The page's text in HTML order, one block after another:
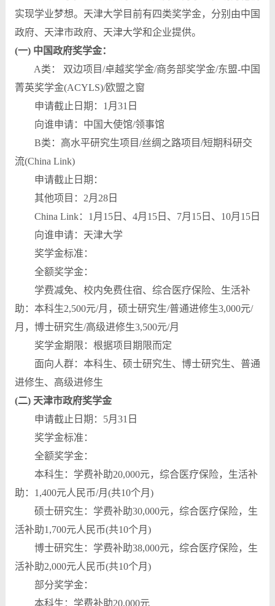
实现学业梦想。天津大学目前有四类奖学金，分别由中国
政府、天津市政府、天津大学和企业提供。
(一) 中国政府奖学金：
A类： 双边项目/卓越奖学金/商务部奖学金/东盟-中国
菁英奖学金(ACYLS)/欧盟之窗
申请截止日期：1月31日
向谁申请：中国大使馆/领事馆
B类：高水平研究生项目/丝绸之路项目/短期科研交
流(China Link)
申请截止日期：
其他项目：2月28日
China Link：1月15日、4月15日、7月15日、10月15日
向谁申请：天津大学
奖学金标准：
全额奖学金：
学费减免、校内免费住宿、综合医疗保险、生活补
助：本科生2,500元/月，硕士研究生/普通进修生3,000元/
月，博士研究生/高级进修生3,500元/月
奖学金期限：根据项目期限而定
面向人群：本科生、硕士研究生、博士研究生、普通
进修生、高级进修生
(二) 天津市政府奖学金
申请截止日期：5月31日
奖学金标准：
全额奖学金：
本科生：学费补助20,000元，综合医疗保险，生活补
助：1,400元人民币/月(共10个月)
硕士研究生：学费补助30,000元，综合医疗保险，生
活补助1,700元人民币(共10个月)
博士研究生：学费补助38,000元，综合医疗保险，生
活补助2,000元人民币(共10个月)
部分奖学金：
本科生：学费补助20,000元